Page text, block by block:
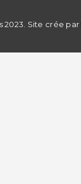
2023. Site crée par